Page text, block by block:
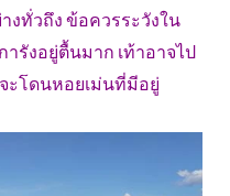
ทั่วถึง ข้อควรระวังใน
รังอยู่ตื้นมาก เท้าอาจไป
ะโดนหอยเม่นที่มีอยู่